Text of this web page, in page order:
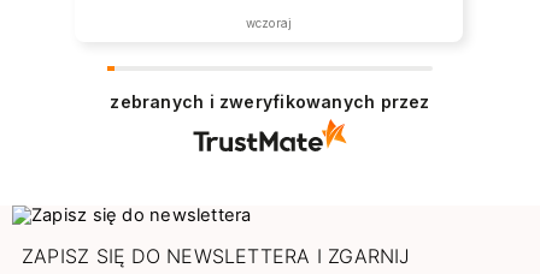
wczoraj
zebranych i zweryfikowanych przez
ZAPISZ SIĘ DO NEWSLETTERA I ZGARNIJ